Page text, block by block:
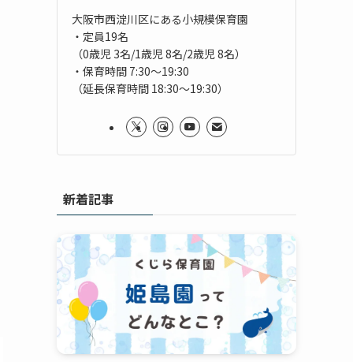
大阪市西淀川区にある小規模保育園
・定員19名
（0歳児 3名/1歳児 8名/2歳児 8名）
・保育時間 7:30～19:30
（延長保育時間 18:30～19:30）
新着記事